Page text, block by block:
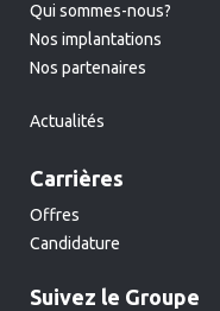
Qui sommes-nous?
Nos implantations
Nos partenaires
Actualités
Carrières
Offres
Candidature
Suivez le Groupe